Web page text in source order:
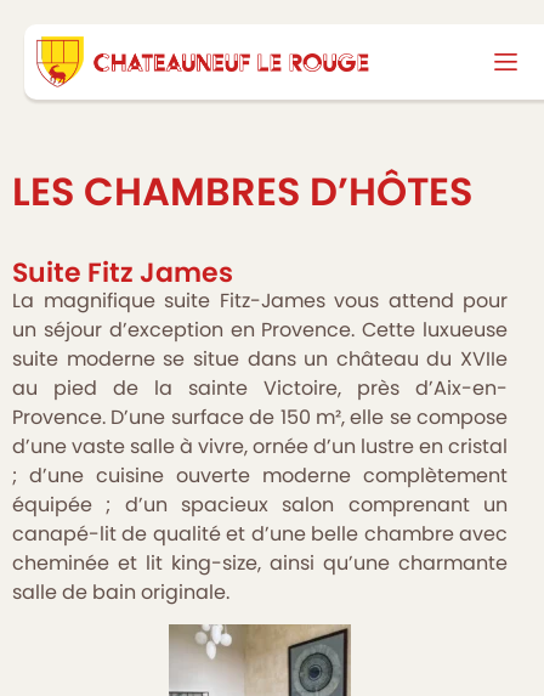
LES CHAMBRES D’HÔTES
Suite Fitz James
La magnifique suite Fitz-James vous attend pour
un séjour d’exception en Provence. Cette luxueuse
suite moderne se situe dans un château du XVIIe
au pied de la sainte Victoire, près d’Aix-en-
Provence. D’une surface de 150 m², elle se compose
d’une vaste salle à vivre, ornée d’un lustre en cristal
; d’une cuisine ouverte moderne complètement
équipée ; d’un spacieux salon comprenant un
canapé-lit de qualité et d’une belle chambre avec
cheminée et lit king-size, ainsi qu’une charmante
salle de bain originale.